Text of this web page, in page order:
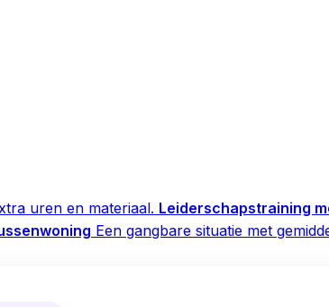
uren en materiaal. Leiderschapstraining
Een gangbare situatie met